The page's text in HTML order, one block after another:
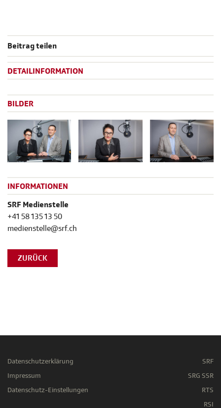
Beitrag teilen
DETAILINFORMATION
BILDER
INFORMATIONEN
SRF Medienstelle
+41 58 135 13 50
medienstelle@srf.ch
ZURÜCK
Datenschutzerklärung
Impressum
Datenschutz-Einstellungen
SRF
SRG SSR
RTS
RSI